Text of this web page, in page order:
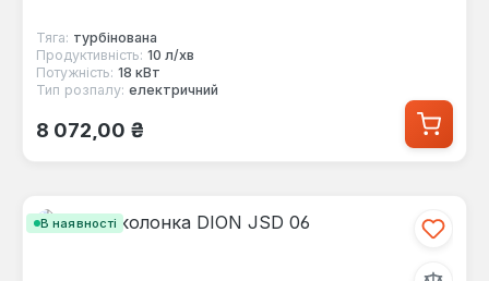
Тяга: турбінована
Продуктивність: 10 л/хв
Потужність: 18 кВт
Тип розпалу: електричний
Звичайна ціна:
8 072,00 ₴
В наявності